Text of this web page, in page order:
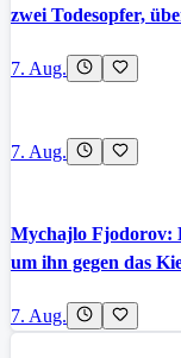
zwei Todesopfer,
7. Aug.
7. Aug.
Mychajlo Fjodorov:
um ihn gegen das
7. Aug.